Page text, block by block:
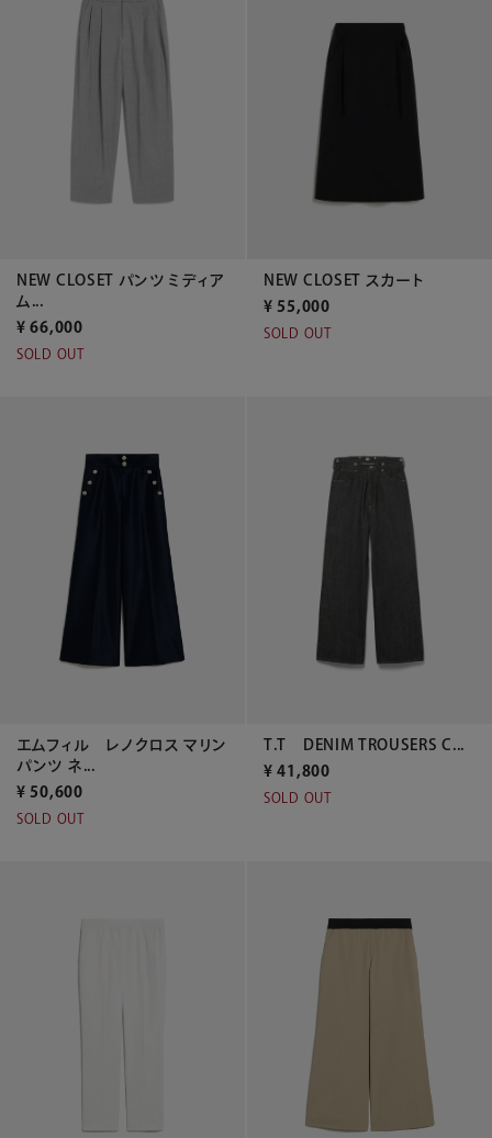
NEW CLOSET パンツ ミディア
ム...
¥ 66,000
SOLD OUT
NEW CLOSET スカート
¥ 55,000
SOLD OUT
エムフィル レノクロス マリン
パンツ ネ...
¥ 50,600
SOLD OUT
T.T DENIM TROUSERS C...
¥ 41,800
SOLD OUT